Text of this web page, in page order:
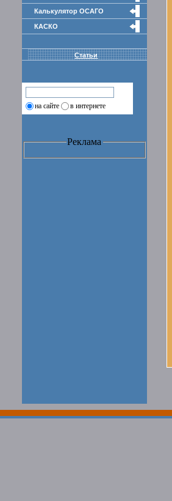
Калькулятор ОСАГО
КАСКО
Статьи
на сайте в интернете
Реклама